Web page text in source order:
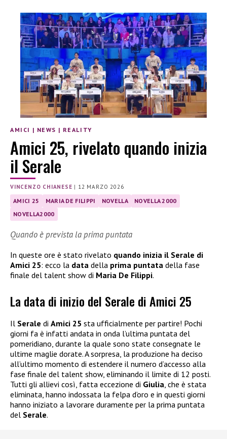
AMICI | NEWS | REALITY
Amici 25, rivelato quando inizia
il Serale
VINCENZO CHIANESE | 12 MARZO 2026
AMICI 25 MARIA DE FILIPPI NOVELLA
NOVELLA 2000
NOVELLA2000
Quando è prevista la prima puntata
In queste ore è stato rivelato quando inizia il Serale di
Amici 25: ecco la data della prima puntata della fase
finale del talent show di Maria De Filippi.
La data di inizio del Serale di Amici 25
Il Serale di Amici 25 sta ufficialmente per partire! Pochi
giorni fa è infatti andata in onda l’ultima puntata del
pomeridiano, durante la quale sono state consegnate le
ultime maglie dorate. A sorpresa, la produzione ha deciso
all’ultimo momento di estendere il numero d’accesso alla
fase finale del talent show, eliminando il limite di 12 posti.
Tutti gli allievi così, fatta eccezione di Giulia , che è stata
eliminata, hanno indossata la felpa d’oro e in questi giorni
hanno iniziato a lavorare duramente per la prima puntata
del Serale.